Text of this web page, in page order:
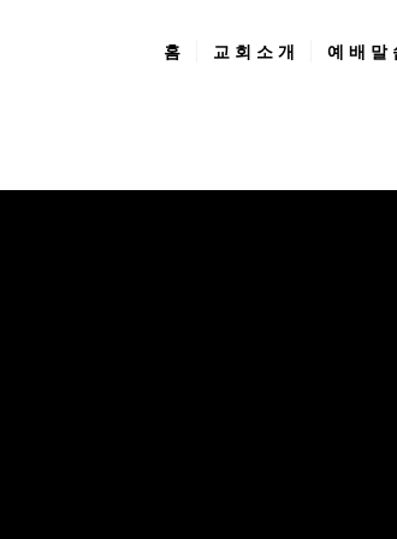
홈 교 회 소 개 예 배 말